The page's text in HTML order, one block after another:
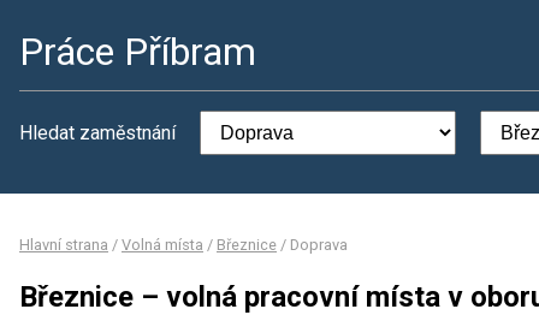
Práce Příbram
Hledat zaměstnání
Hlavní strana / Volná místa / Březnice / Doprava
Březnice – volná pracovní místa v